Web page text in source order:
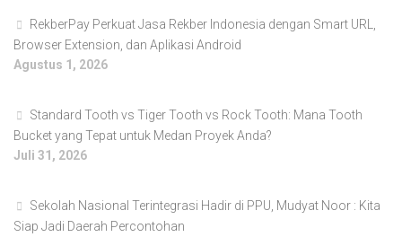
RekberPay Perkuat Jasa Rekber Indonesia dengan Smart URL,
Browser Extension, dan Aplikasi Android
Agustus 1, 2026
Standard Tooth vs Tiger Tooth vs Rock Tooth: Mana Tooth
Bucket yang Tepat untuk Medan Proyek Anda?
Juli 31, 2026
Sekolah Nasional Terintegrasi Hadir di PPU, Mudyat Noor : Kita
Siap Jadi Daerah Percontohan